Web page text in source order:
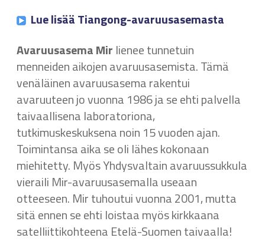
Lue lisää Tiangong-avaruusasemasta
Avaruusasema Mir lienee tunnetuin
menneiden aikojen avaruusasemista. Tämä
venäläinen avaruusasema rakentui
avaruuteen jo vuonna 1986 ja se ehti palvella
taivaallisena laboratoriona,
tutkimuskeskuksena noin 15 vuoden ajan.
Toimintansa aika se oli lähes kokonaan
miehitetty. Myös Yhdysvaltain avaruussukkula
vieraili Mir-avaruusasemalla useaan
otteeseen. Mir tuhoutui vuonna 2001, mutta
sitä ennen se ehti loistaa myös kirkkaana
satelliittikohteena Etelä-Suomen taivaalla!